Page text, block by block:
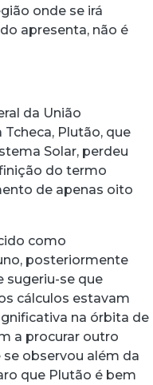
onde se irá
apresenta, não é
da União
Plutão, que
Solar, perdeu
do termo
de apenas oito
como
posteriormente
sugeriu-se que
cálculos estavam
na órbita de
a procurar outro
observou além da
que Plutão é bem